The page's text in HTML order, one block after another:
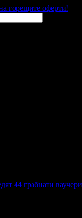
горещите оферти!
44 грабнати ваучери